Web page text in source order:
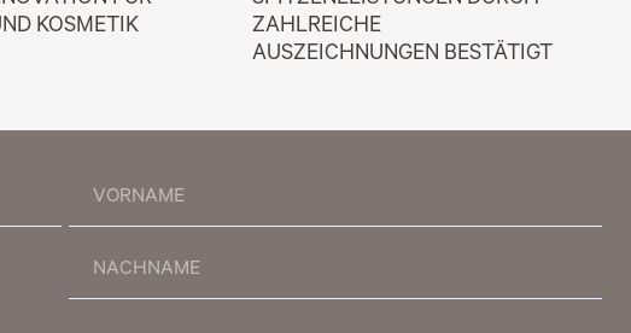
KOSMETIK
ZAHLREICHE
AUSZEICHNUNGEN BESTÄTIGT